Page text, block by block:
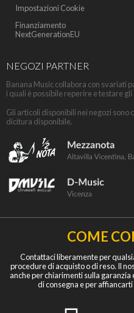
Impostazioni Cookie
Finanziamento
NextGenerationEU
NEGOZI PARTNER
Banana Music collabora con svariati
i quali è possibile reperire e testare
Gli articoli disponibili nei negozi
dicitura disponibile.
COME
Contattaci liberamente per
procedure di acquisto o di reso. Il
anche per chiarimenti sulla
di consegna e per